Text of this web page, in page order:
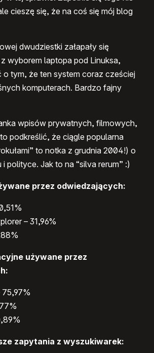
cieszę się, że na coś się mój blog
dwudziestki załapały się
wyborem laptopa pod Linuksa,
tym, że ten system coraz cześciej
komputerach. Bardzo fajny
wpisów prywatnych, filmowych,
podkreślić, że ciągle popularna
to notka z grudnia 2004!) o
polityce. Jak to na “silva rerum” :)
przez odwiedzających:
– 31,96%
używane przez
zapytania z wyszukiwarek: